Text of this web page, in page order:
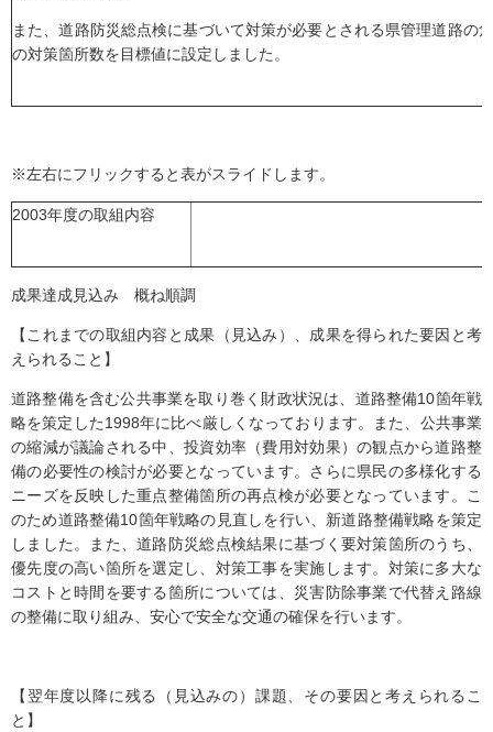
また、道路防災総点検に基づいて対策が必要とされる県管理道路の
の対策箇所数を目標値に設定しました。
※左右にフリックすると表がスライドします。
2003年度の取組内容
成果達成見込み 概ね順調
【これまでの取組内容と成果（見込み）、成果を得られた要因と考
えられること】
道路整備を含む公共事業を取り巻く財政状況は、道路整備10箇年戦
略を策定した1998年に比べ厳しくなっております。また、公共事業
の縮減が議論される中、投資効率（費用対効果）の観点から道路整
備の必要性の検討が必要となっています。さらに県民の多様化する
ニーズを反映した重点整備箇所の再点検が必要となっています。こ
のため道路整備10箇年戦略の見直しを行い、新道路整備戦略を策定
しました。また、道路防災総点検結果に基づく要対策箇所のうち、
優先度の高い箇所を選定し、対策工事を実施します。対策に多大な
コストと時間を要する箇所については、災害防除事業で代替え路線
の整備に取り組み、安心で安全な交通の確保を行います。
【翌年度以降に残る（見込みの）課題、その要因と考えられるこ
と】